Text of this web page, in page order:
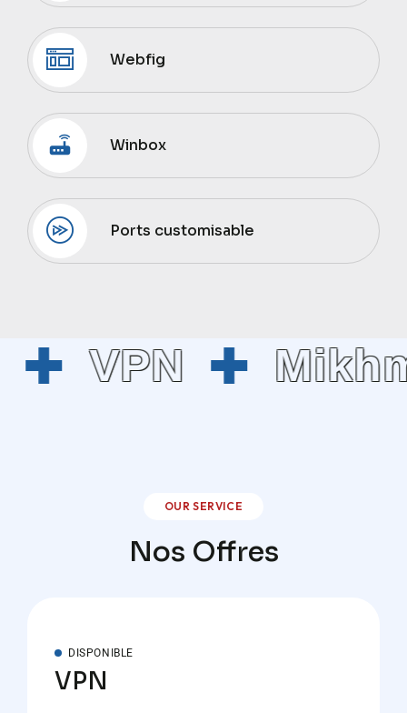
Webfig
Winbox
Ports customisable
VPN
OUR SERVICE
Nos Offres
DISPONIBLE
VPN